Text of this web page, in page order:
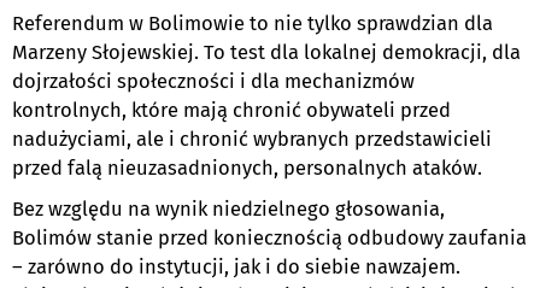
Referendum w Bolimowie to nie tylko sprawdzian dla
Marzeny Słojewskiej. To test dla lokalnej demokracji, dla
dojrzałości społeczności i dla mechanizmów
kontrolnych, które mają chronić obywateli przed
nadużyciami, ale i chronić wybranych przedstawicieli
przed falą nieuzasadnionych, personalnych ataków.
Bez względu na wynik niedzielnego głosowania,
Bolimów stanie przed koniecznością odbudowy zaufania
– zarówno do instytucji, jak i do siebie nawzajem.